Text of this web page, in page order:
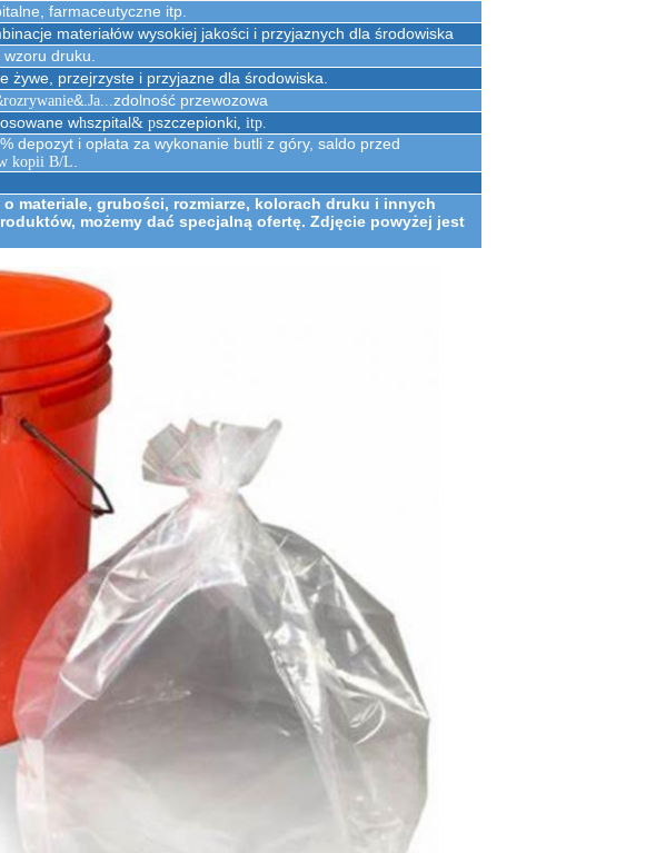
farmaceutyczne itp.
materiałów wysokiej jakości i przyjaznych dla środowiska
druku.
żywe, przejrzyste i przyjazne dla środowiska.
rozrywanie&.Ja...zdolność przewozowa
whszpital& pszczepionki, itp.
depozyt i opłata za wykonanie butli z góry, saldo przed
kopii B/L
materiale, grubości, rozmiarze, kolorach druku i innych
możemy dać specjalną ofertę. Zdjęcie powyżej jest